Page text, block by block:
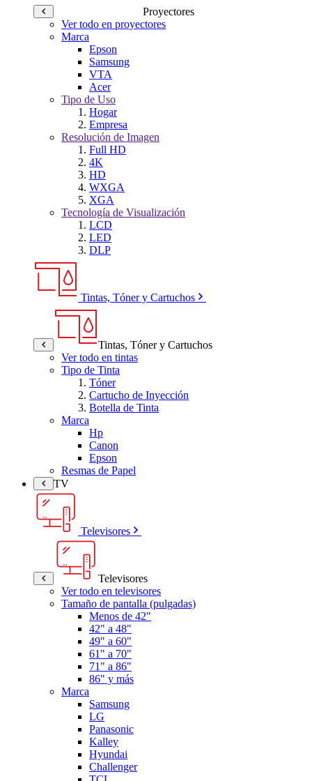
Proyectores
Ver todo en proyectores
Marca
Epson
Samsung
VTA
Acer
Tipo de Uso
Hogar
Empresa
Resolución de Imagen
Full HD
4K
HD
WXGA
XGA
Tecnología de Visualización
LCD
LED
DLP
Tintas, Tóner y Cartuchos
Tintas, Tóner y Cartuchos
Ver todo en tintas
Tipo de Tinta
Tóner
Cartucho de Inyección
Botella de Tinta
Marca
Hp
Canon
Epson
Resmas de Papel
TV
Televisores
Televisores
Ver todo en televisores
Tamaño de pantalla (pulgadas)
Menos de 42"
42" a 48"
49" a 60"
61" a 70"
71" a 86"
86" y más
Marca
Samsung
LG
Panasonic
Kalley
Hyundai
Challenger